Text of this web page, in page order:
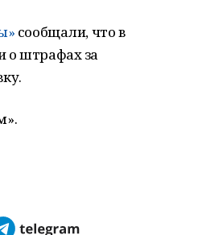
сообщали, что в
штрафах за